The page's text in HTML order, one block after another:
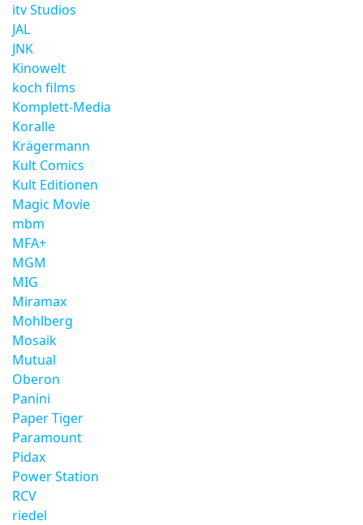
itv Studios
JAL
JNK
Kinowelt
koch films
Komplett-Media
Koralle
Krägermann
Kult Comics
Kult Editionen
Magic Movie
mbm
MFA+
MGM
MIG
Miramax
Mohlberg
Mosaik
Mutual
Oberon
Panini
Paper Tiger
Paramount
Pidax
Power Station
RCV
riedel